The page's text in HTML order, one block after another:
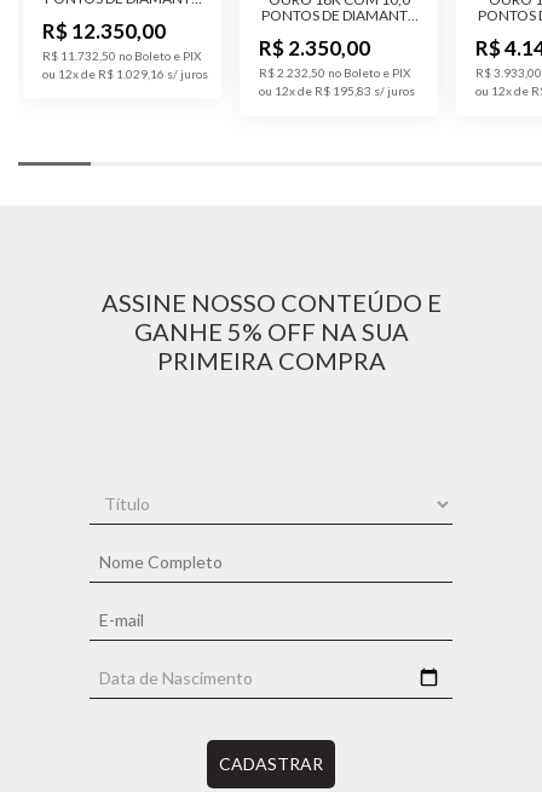
Produto
R$ 12.350,00
R$ 11.732,50 no Boleto e PIX
ou 12x de R$ 1.029,16
PONTOS DE DIAMANTE
R$ 2.350,00
R$ 2.232,50 no Boleto e PIX
ou 12x de R$ 195,83
PONTOS
R$
R$
ou 12x de
ASSINE NOSSO CONTEÚDO E
GANHE 5% OFF NA SUA
PRIMEIRA COMPRA
CADASTRAR